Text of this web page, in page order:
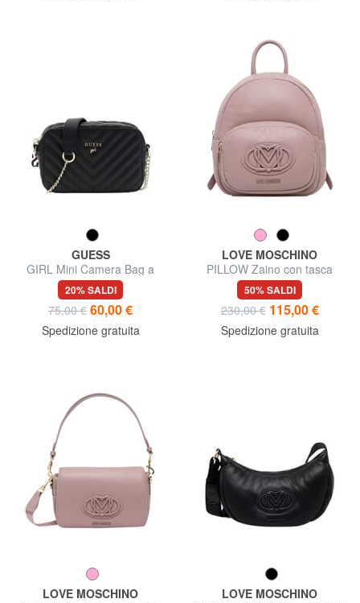
GUESS
GIRL Mini Camera Bag a
tracolla
20% SALDI
75,00 € 60,00 €
Spedizione gratuita
LOVE MOSCHINO
PILLOW Zaino con tasca
frontale
50% SALDI
230,00 € 115,00 €
Spedizione gratuita
LOVE MOSCHINO
LOVE MOSCHINO